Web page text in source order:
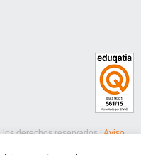
derechos reservados |Aviso